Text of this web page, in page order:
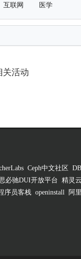
互联网 医学
关活动
Ceph中文社区
必驰DUI开放平台 精灵云
序员客栈 openinstall 阿